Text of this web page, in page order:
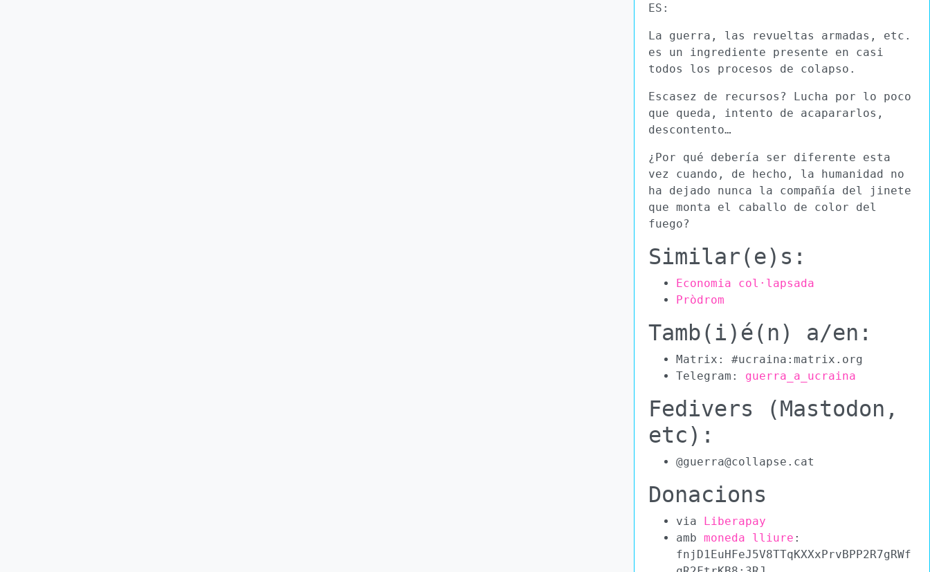
ES:
La guerra, las revueltas armadas, etc.
es un ingrediente presente en casi
todos los procesos de colapso.
Escasez de recursos? Lucha por lo poco
que queda, intento de acapararlos,
descontento…
¿Por qué debería ser diferente esta
vez cuando, de hecho, la humanidad no
ha dejado nunca la compañía del jinete
que monta el caballo de color del
fuego?
Similar(e)s:
Economia col·lapsada
Pròdrom
Tamb(i)é(n) a/en:
Matrix: #ucraina:matrix.org
Telegram: guerra_a_ucraina
Fedivers (Mastodon,
etc):
@guerra@collapse.cat
Donacions
via Liberapay
amb moneda lliure :
fnjD1EuHFeJ5V8TTqKXXxPrvBPP2R7gRWf